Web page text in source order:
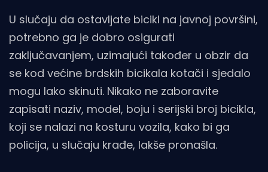
U slučaju da ostavljate bicikl na javnoj površini,
potrebno ga je dobro osigurati
zaključavanjem, uzimajući također u obzir da
se kod većine brdskih bicikala kotači i sjedalo
mogu lako skinuti. Nikako ne zaboravite
zapisati naziv, model, boju i serijski broj bicikla,
koji se nalazi na kosturu vozila, kako bi ga
policija, u slučaju krađe, lakše pronašla.